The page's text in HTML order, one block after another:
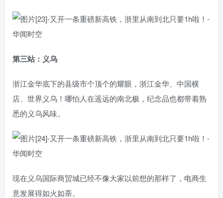
第三站：义乌
浙江金华底下的县级市个顶个的耀眼，浙江金华、中国横
店、世界义乌！哪怕人在遥远的南北极，纪念品也都带着熟
悉的义乌风味。
现在义乌国际商贸城已经不像大家以前想的那样了，电商生
意发展得如火如荼。